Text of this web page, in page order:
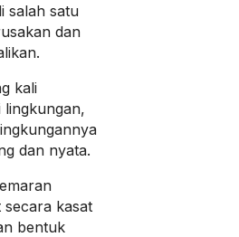
salah satu
dan
kali
lingkungan,
dan nyata.
kasat
bentuk